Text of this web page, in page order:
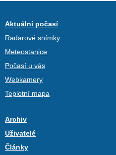
Aktuální počasí
Radarové snímky
Meteostanice
Počasí u vás
Webkamery
Teplotní mapa
Archiv
Uživatelé
Články